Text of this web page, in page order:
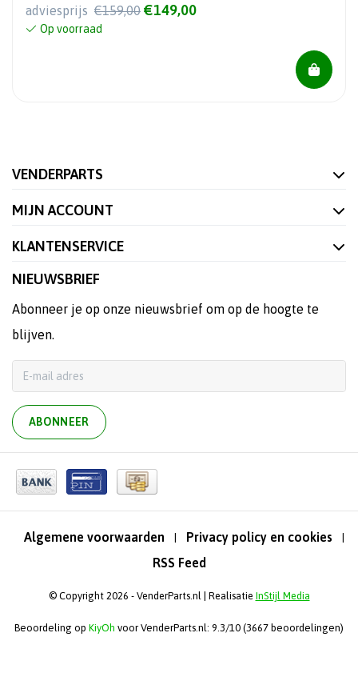
adviesprijs €159,00 €149,00
Op voorraad
VENDERPARTS
MIJN ACCOUNT
KLANTENSERVICE
NIEUWSBRIEF
Abonneer je op onze nieuwsbrief om op de hoogte te
blijven.
ABONNEER
Algemene voorwaarden | Privacy policy en cookies |
RSS Feed
© Copyright 2026 - VenderParts.nl | Realisatie InStijl Media
Beoordeling op KiyOh voor VenderParts.nl: 9.3/10 (3667 beoordelingen)